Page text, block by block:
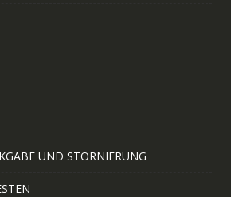
UND STORNIERUNG